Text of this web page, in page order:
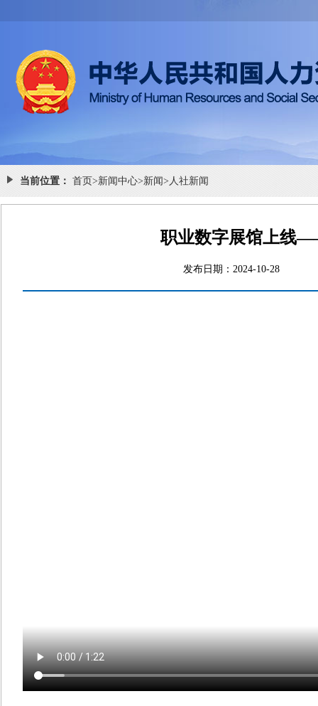
当前位置： 首页>新闻中心>新闻> 人社新闻
职业数字展馆上线
发布日期：2024-10-